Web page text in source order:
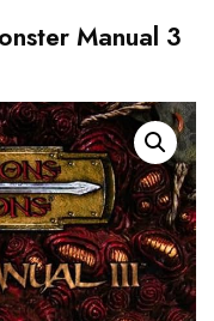
Manual 3